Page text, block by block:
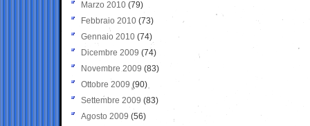
Marzo 2010 (79)
Febbraio 2010 (73)
Gennaio 2010 (74)
Dicembre 2009 (74)
Novembre 2009 (83)
Ottobre 2009 (90)
Settembre 2009 (83)
Agosto 2009 (56)